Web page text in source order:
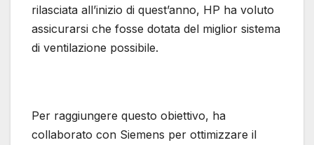
rilasciata all’inizio di quest’anno, HP ha voluto
assicurarsi che fosse dotata del miglior sistema
di ventilazione possibile.
Per raggiungere questo obiettivo, ha
collaborato con Siemens per ottimizzare il